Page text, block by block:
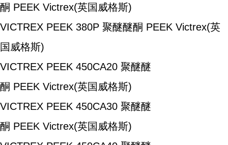
酮 PEEK Victrex(英国威格斯)
VICTREX PEEK 380P 聚醚醚酮 PEEK Victrex(英
国威格斯)
VICTREX PEEK 450CA20 聚醚醚
酮 PEEK Victrex(英国威格斯)
VICTREX PEEK 450CA30 聚醚醚
酮 PEEK Victrex(英国威格斯)